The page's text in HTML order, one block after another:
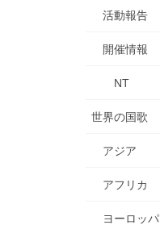
活動報告
開催情報
NT
世界の国歌
アジア
アフリカ
ヨーロッパ